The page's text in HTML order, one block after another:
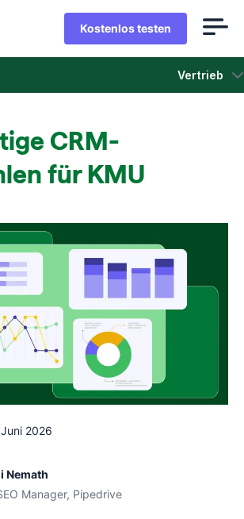
Kostenlos testen
Vertrieb
öffnen
CRM-
für KMU
2026
Nemath
Manager, Pipedrive